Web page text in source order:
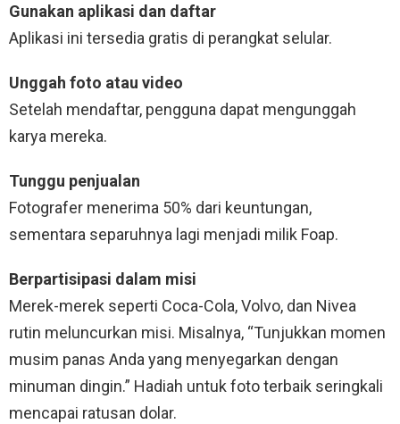
Gunakan aplikasi dan daftar
Aplikasi ini tersedia gratis di perangkat selular.
Unggah foto atau video
Setelah mendaftar, pengguna dapat mengunggah
karya mereka.
Tunggu penjualan
Fotografer menerima 50% dari keuntungan,
sementara separuhnya lagi menjadi milik Foap.
Berpartisipasi dalam misi
Merek-merek seperti Coca-Cola, Volvo, dan Nivea
rutin meluncurkan misi. Misalnya, “Tunjukkan momen
musim panas Anda yang menyegarkan dengan
minuman dingin.” Hadiah untuk foto terbaik seringkali
mencapai ratusan dolar.